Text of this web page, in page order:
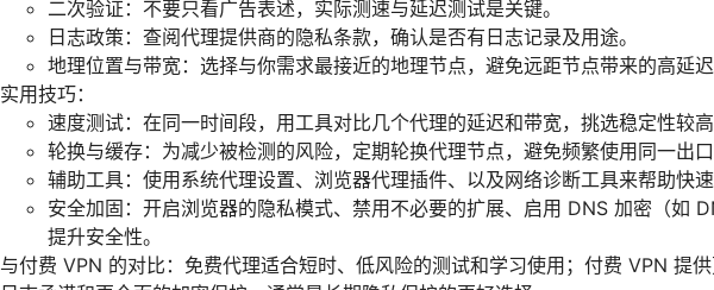
二次验证：不要只看广告表述，实际测速与延迟测试是关键。
日志政策：查阅代理提供商的隐私条款，确认是否有日志记录及用途。
地理位置与带宽：选择与你需求最接近的地理节点，避免远距节点带来的高延
实用技巧：
速度测试：在同一时间段，用工具对比几个代理的延迟和带宽，挑选稳定性较
轮换与缓存：为减少被检测的风险，定期轮换代理节点，避免频繁使用同一出
辅助工具：使用系统代理设置、浏览器代理插件、以及网络诊断工具来帮助快
安全加固：开启浏览器的隐私模式、禁用不必要的扩展、启用 DNS 加密（如
提升安全性。
与付费 VPN 的对比：免费代理适合短时、低风险的测试和学习使用；付费 VPN 提